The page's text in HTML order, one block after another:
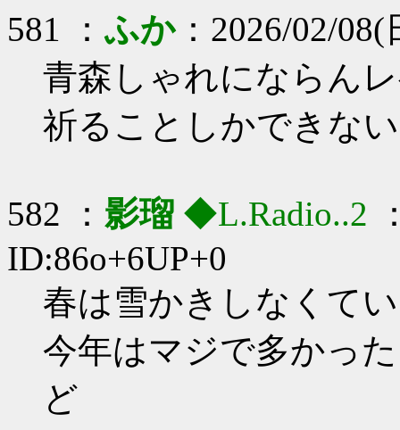
581 ：ふか：2026/02/08(
青森しゃれにならん
祈ることしかできな
582 ： 影瑠 ◆L.Radio..2
ID:86o+6UP+0
春は雪かきしなくて
今年はマジで多かっ
ど